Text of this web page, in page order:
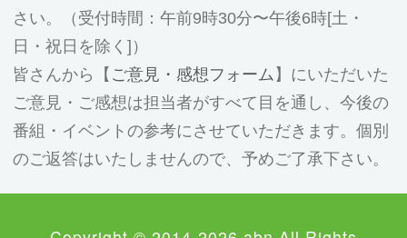
さい。（受付時間：午前9時30分〜午後6時[土・
日・祝日を除く]）
皆さんから【 ご意見・感想フォーム 】にいただいた
ご意見・ご感想は担当者がすべて目を通し、今後の
番組・イベントの参考にさせていただきます。個別
のご返答はいたしませんので、予めご了承下さい。